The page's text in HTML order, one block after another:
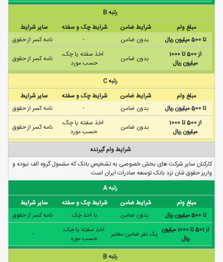
رتبه B
مبلغ وام
شرایط ضامن شرایط چک و سفته
سایر شرایط
بدون ضامن
نامه كسر از حقوق
از 500 تا 1000
ميليون ريال
بدون ضامن
اخذ سفته یا چک،
حسب مورد
نامه كسر از حقوق
رتبه C
مبلغ وام
شرایط ضامن شرایط چک و سفته
سایر شرایط
بدون ضامن
نامه كسر از حقوق
از 500 تا 1000
ميليون ريال
بدون ضامن
اخذ سفته یا چک،
حسب مورد
نامه كسر از حقوق
شرایط وام گیرنده
کارکنان سایر شرکت های بخش خصوصی به تشخیص بانک که مشمول گروه الف نبوده و
واریز حقوق شان نزد بانک توسعه صادرات ایران است
رتبه A
مبلغ وام
شرایط ضامن شرایط چک و سفته
سایر شرایط
بدون ضامن با اخذ چک
نامه كسر از حقوق
از 501 تا 1000 ميليون
ريال
يک نفر ضامن معتبر
اخذ سفته یا چک،
حسب مورد
رتبه B